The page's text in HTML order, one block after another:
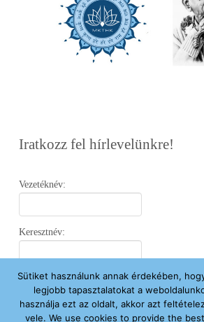
Iratkozz fel hírlevelünkre!
Vezetéknév:
Keresztnév:
Email:
Sütiket használunk annak érdekében,
legjobb tapasztalatokat a
használja ezt az oldalt, akkor azt
vele. We use cookies to provide the